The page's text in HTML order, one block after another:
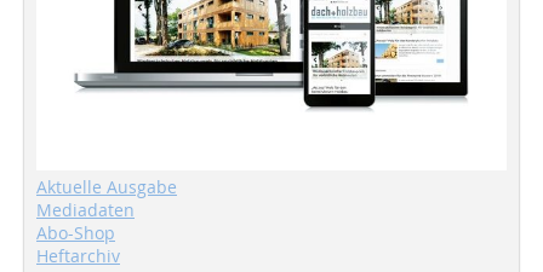
Aktuelle Ausgabe
Mediadaten
Abo-Shop
Heftarchiv